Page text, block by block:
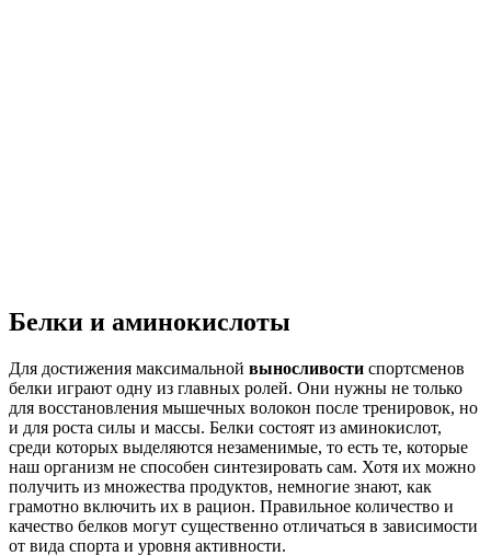
Белки и аминокислоты
Для достижения максимальной выносливости спортсменов
белки играют одну из главных ролей. Они нужны не только
для восстановления мышечных волокон после тренировок, но
и для роста силы и массы. Белки состоят из аминокислот,
среди которых выделяются незаменимые, то есть те, которые
наш организм не способен синтезировать сам. Хотя их можно
получить из множества продуктов, немногие знают, как
грамотно включить их в рацион. Правильное количество и
качество белков могут существенно отличаться в зависимости
от вида спорта и уровня активности.